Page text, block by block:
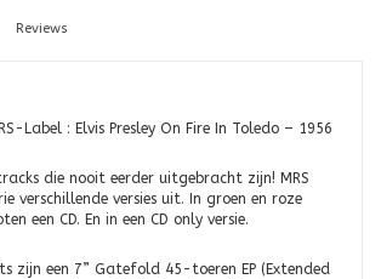
Reviews
Label : Elvis Presley On Fire In Toledo – 1956
die nooit eerder uitgebracht zijn! MRS
verschillende versies uit. In groen en roze
een CD. En in een CD only versie.
zijn een 7” Gatefold 45-toeren EP (Extended